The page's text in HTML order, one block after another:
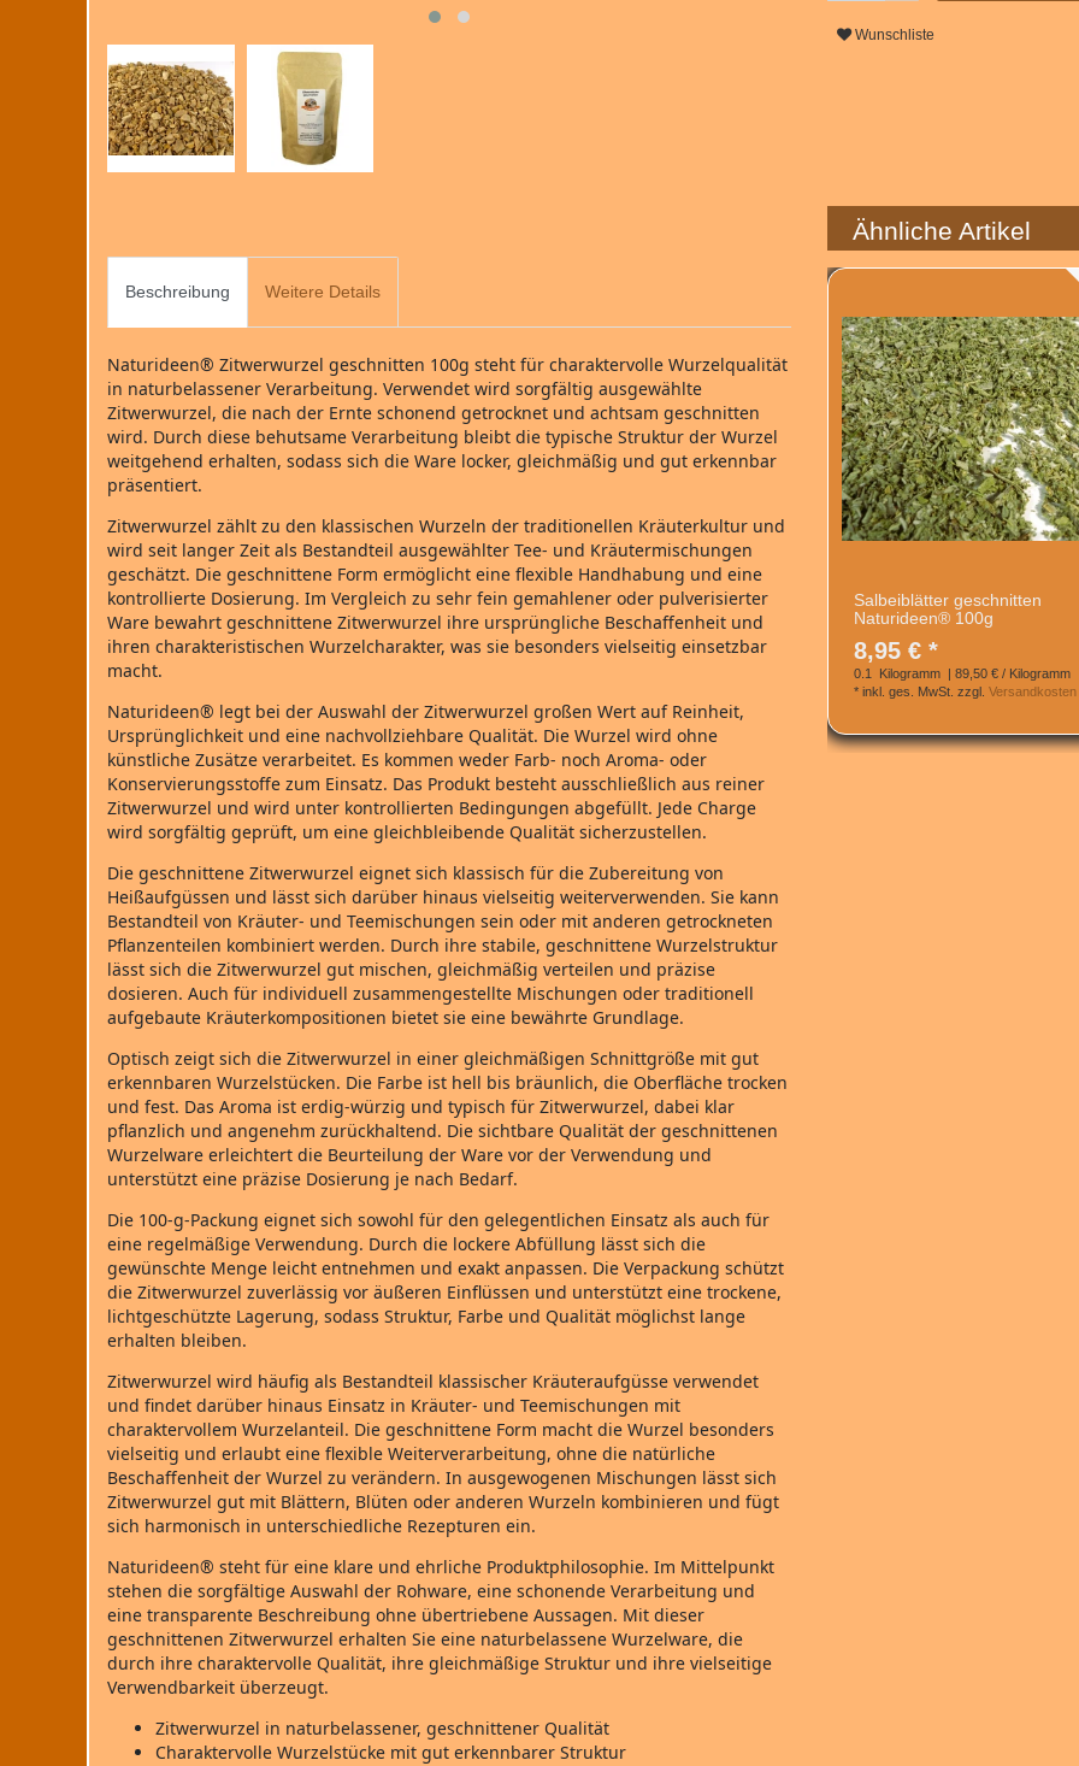
Wunschliste
Beschreibung Weitere Details
Naturideen® Zitwerwurzel geschnitten 100g steht für charaktervolle Wurzelqualität
in naturbelassener Verarbeitung. Verwendet wird sorgfältig ausgewählte
Zitwerwurzel, die nach der Ernte schonend getrocknet und achtsam geschnitten
wird. Durch diese behutsame Verarbeitung bleibt die typische Struktur der Wurzel
weitgehend erhalten, sodass sich die Ware locker, gleichmäßig und gut erkennbar
präsentiert.
Zitwerwurzel zählt zu den klassischen Wurzeln der traditionellen Kräuterkultur und
wird seit langer Zeit als Bestandteil ausgewählter Tee‑ und Kräutermischungen
geschätzt. Die geschnittene Form ermöglicht eine flexible Handhabung und eine
kontrollierte Dosierung. Im Vergleich zu sehr fein gemahlener oder pulverisierter
Ware bewahrt geschnittene Zitwerwurzel ihre ursprüngliche Beschaffenheit und
ihren charakteristischen Wurzelcharakter, was sie besonders vielseitig einsetzbar
macht.
Naturideen® legt bei der Auswahl der Zitwerwurzel großen Wert auf Reinheit,
Ursprünglichkeit und eine nachvollziehbare Qualität. Die Wurzel wird ohne
künstliche Zusätze verarbeitet. Es kommen weder Farb‑ noch Aroma‑ oder
Konservierungsstoffe zum Einsatz. Das Produkt besteht ausschließlich aus reiner
Zitwerwurzel und wird unter kontrollierten Bedingungen abgefüllt. Jede Charge
wird sorgfältig geprüft, um eine gleichbleibende Qualität sicherzustellen.
Die geschnittene Zitwerwurzel eignet sich klassisch für die Zubereitung von
Heißaufgüssen und lässt sich darüber hinaus vielseitig weiterverwenden. Sie kann
Bestandteil von Kräuter‑ und Teemischungen sein oder mit anderen getrockneten
Pflanzenteilen kombiniert werden. Durch ihre stabile, geschnittene Wurzelstruktur
lässt sich die Zitwerwurzel gut mischen, gleichmäßig verteilen und präzise
dosieren. Auch für individuell zusammengestellte Mischungen oder traditionell
aufgebaute Kräuterkompositionen bietet sie eine bewährte Grundlage.
Optisch zeigt sich die Zitwerwurzel in einer gleichmäßigen Schnittgröße mit gut
erkennbaren Wurzelstücken. Die Farbe ist hell bis bräunlich, die Oberfläche trocken
und fest. Das Aroma ist erdig‑würzig und typisch für Zitwerwurzel, dabei klar
pflanzlich und angenehm zurückhaltend. Die sichtbare Qualität der geschnittenen
Wurzelware erleichtert die Beurteilung der Ware vor der Verwendung und
unterstützt eine präzise Dosierung je nach Bedarf.
Die 100‑g‑Packung eignet sich sowohl für den gelegentlichen Einsatz als auch für
eine regelmäßige Verwendung. Durch die lockere Abfüllung lässt sich die
gewünschte Menge leicht entnehmen und exakt anpassen. Die Verpackung schützt
die Zitwerwurzel zuverlässig vor äußeren Einflüssen und unterstützt eine trockene,
lichtgeschützte Lagerung, sodass Struktur, Farbe und Qualität möglichst lange
erhalten bleiben.
Zitwerwurzel wird häufig als Bestandteil klassischer Kräuteraufgüsse verwendet
und findet darüber hinaus Einsatz in Kräuter‑ und Teemischungen mit
charaktervollem Wurzelanteil. Die geschnittene Form macht die Wurzel besonders
vielseitig und erlaubt eine flexible Weiterverarbeitung, ohne die natürliche
Beschaffenheit der Wurzel zu verändern. In ausgewogenen Mischungen lässt sich
Zitwerwurzel gut mit Blättern, Blüten oder anderen Wurzeln kombinieren und fügt
sich harmonisch in unterschiedliche Rezepturen ein.
Naturideen® steht für eine klare und ehrliche Produktphilosophie. Im Mittelpunkt
stehen die sorgfältige Auswahl der Rohware, eine schonende Verarbeitung und
eine transparente Beschreibung ohne übertriebene Aussagen. Mit dieser
geschnittenen Zitwerwurzel erhalten Sie eine naturbelassene Wurzelware, die
durch ihre charaktervolle Qualität, ihre gleichmäßige Struktur und ihre vielseitige
Verwendbarkeit überzeugt.
Zitwerwurzel in naturbelassener, geschnittener Qualität
Charaktervolle Wurzelstücke mit gut erkennbarer Struktur
Ähnliche Artikel
Salbeiblätter geschnitten
Naturideen® 100g
8,95 € *
0.1 Kilogramm | 89,50 € / Kilogramm
* inkl. ges. MwSt. zzgl. Versandkosten